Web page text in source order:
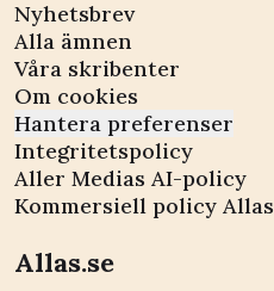
Nyhetsbrev
Alla ämnen
Våra skribenter
Om cookies
Hantera preferenser
Integritetspolicy
Aller Medias AI-policy
Kommersiell policy Allas
Allas.se